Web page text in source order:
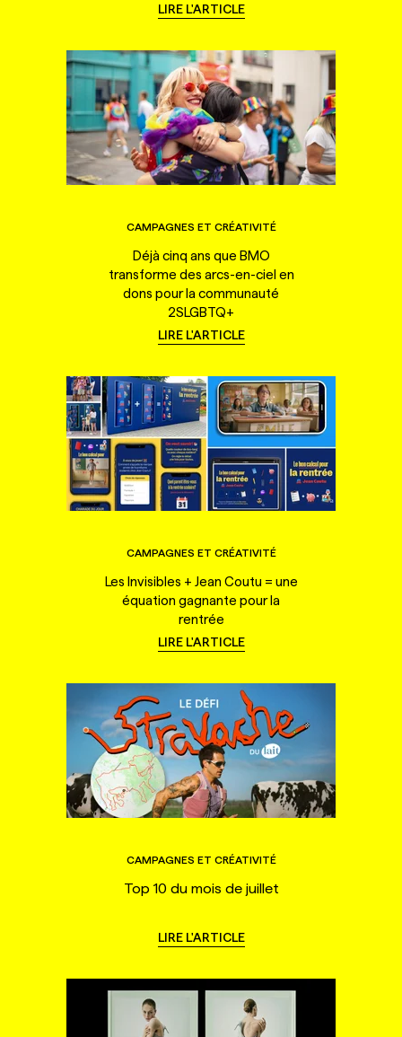
LIRE L'ARTICLE
CAMPAGNES ET CRÉATIVITÉ
Déjà cinq ans que BMO
transforme des arcs-en-ciel en
dons pour la communauté
2SLGBTQ+
LIRE L'ARTICLE
CAMPAGNES ET CRÉATIVITÉ
Les Invisibles + Jean Coutu = une
équation gagnante pour la
rentrée
LIRE L'ARTICLE
CAMPAGNES ET CRÉATIVITÉ
Top 10 du mois de juillet
LIRE L'ARTICLE